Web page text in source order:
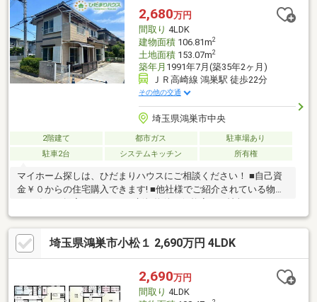
地緩和による※司法書士は売主指定です
2,680万円
間取り 4LDK
建物面積106.81m2
土地面積153.07m2
築年月 1991年7月(築35年2ヶ月)
ＪＲ高崎線 鴻巣駅 徒歩22分
その他の交通
埼玉県鴻巣市中央
2階建て 都市ガス
駐車場あり
駐車2台
システムキッチン 所有権
マイホーム探しは、ひだまりハウスにご相談ください！ ■自己資
金￥０からの住宅購入できます! ■他社様でご紹介されている物件
スピーディーです。 ■インターネット非公開の物件もご紹介可能
です。 ■ご希望の方にはメールでのやりとりだけで大丈夫です。
■お忙しいときは現地待合せ＆現地解散できます。 ■平日のご見学
希望大歓迎です! ■住宅ローンアドバイザーが銀行手続きをお手伝
埼玉県鴻巣市小松１ 2,690万円 4LDK
2,690万円
間取り 4LDK